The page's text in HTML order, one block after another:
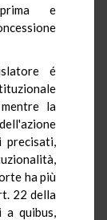
e
é
la
precisati,
ha più
22 della
a quibus,